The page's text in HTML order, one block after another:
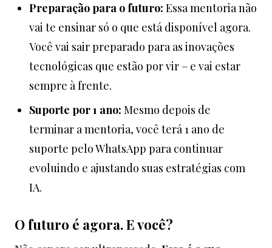
Preparação para o futuro: Essa mentoria não
vai te ensinar só o que está disponível agora.
Você vai sair preparado para as inovações
tecnológicas que estão por vir – e vai estar
sempre à frente.
Suporte por 1 ano: Mesmo depois de
terminar a mentoria, você terá 1 ano de
suporte pelo WhatsApp para continuar
evoluindo e ajustando suas estratégias com
IA.
O futuro é agora. E você?